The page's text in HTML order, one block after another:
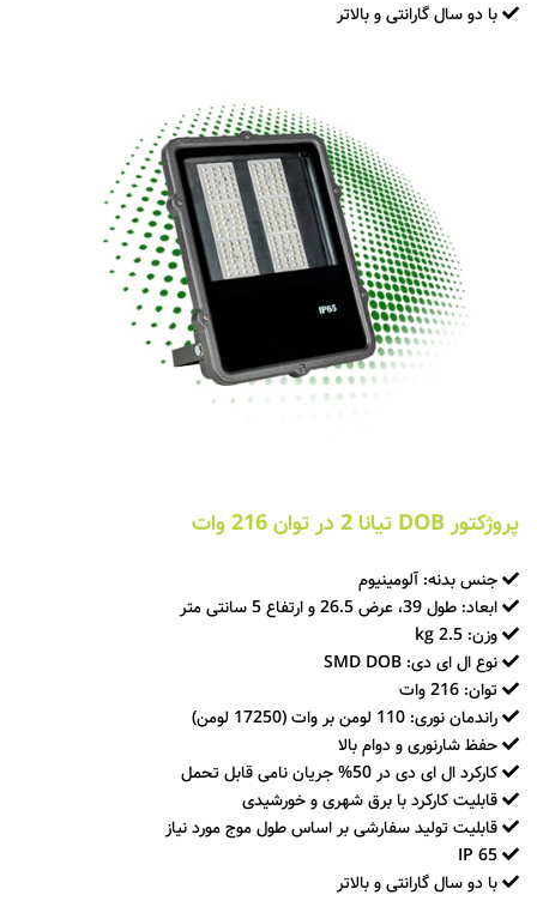
با دو سال گارانتی و بالاتر
پروژکتور DOB تیانا 2 در توان 216 وات
جنس بدنه: آلومینیوم
ابعاد: طول 39، عرض 26.5 و ارتفاع 5 سانتی متر
وزن: 2.5 kg
نوع ال ای دی: SMD DOB
توان: 216 وات
راندمان نوری: 110 لومن بر وات (17250 لومن)
حفظ شارنوری و دوام بالا
کارکرد ال ای دی در 50% جریان نامی قابل تحمل
قابلیت کارکرد با برق شهری و خورشیدی
قابلیت تولید سفارشی بر اساس طول موج مورد نیاز
با دو سال گارانتی و بالاتر